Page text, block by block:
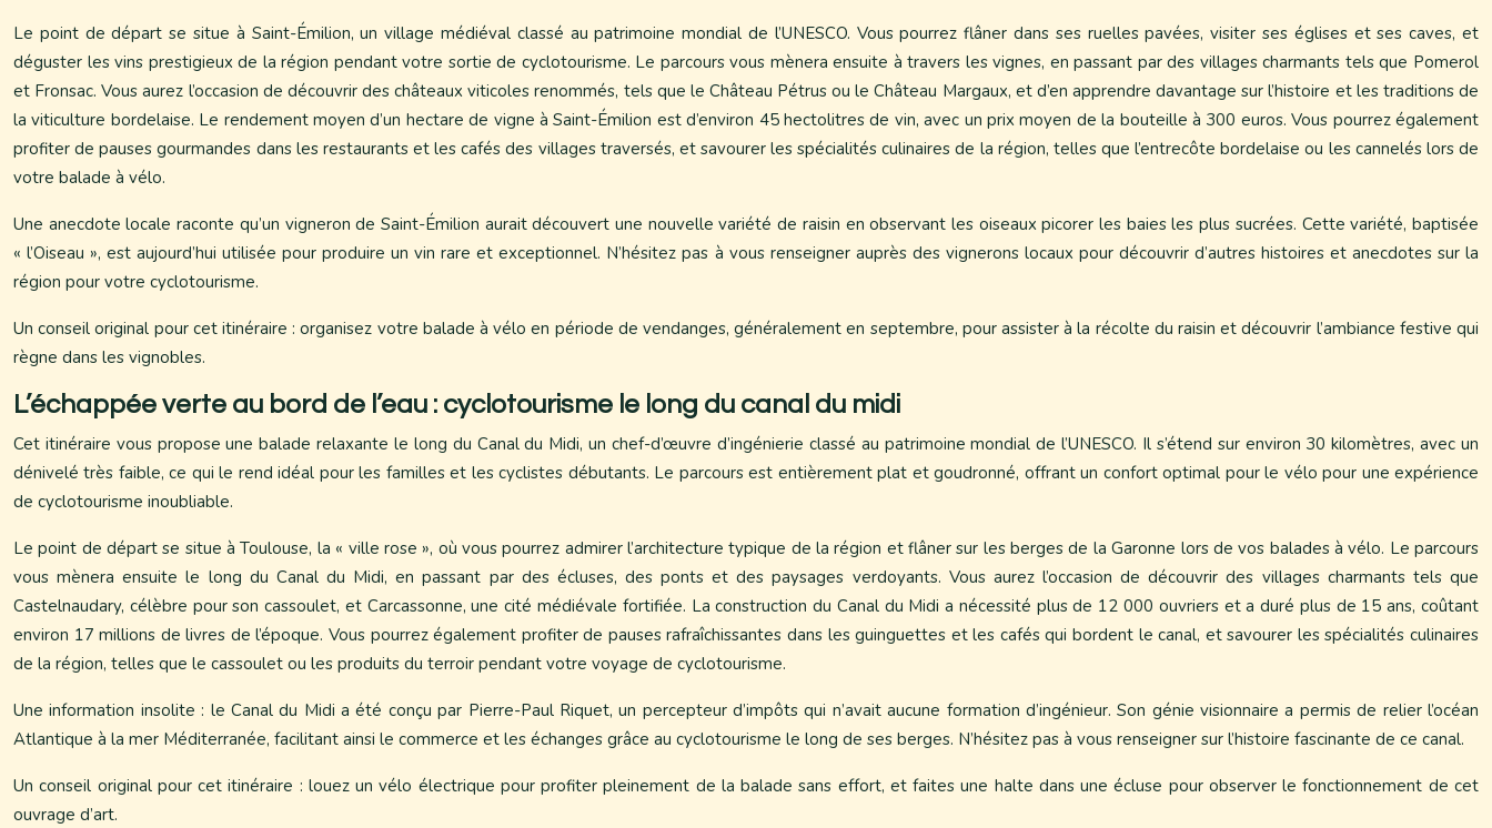
Le point de départ se situe à Saint-Émilion, un village médiéval classé au patrimoine mondial de l’UNESCO. Vous pourrez flâner dans ses ruelles pavées, visiter ses églises et ses caves, et
déguster les vins prestigieux de la région pendant votre sortie de cyclotourisme. Le parcours vous mènera ensuite à travers les vignes, en passant par des villages charmants tels que Pomerol
et Fronsac. Vous aurez l’occasion de découvrir des châteaux viticoles renommés, tels que le Château Pétrus ou le Château Margaux, et d’en apprendre davantage sur l’histoire et les traditions de
la viticulture bordelaise. Le rendement moyen d’un hectare de vigne à Saint-Émilion est d’environ 45 hectolitres de vin, avec un prix moyen de la bouteille à 300 euros. Vous pourrez également
profiter de pauses gourmandes dans les restaurants et les cafés des villages traversés, et savourer les spécialités culinaires de la région, telles que l’entrecôte bordelaise ou les cannelés lors de
votre balade à vélo.
Une anecdote locale raconte qu’un vigneron de Saint-Émilion aurait découvert une nouvelle variété de raisin en observant les oiseaux picorer les baies les plus sucrées. Cette variété, baptisée
« l’Oiseau », est aujourd’hui utilisée pour produire un vin rare et exceptionnel. N’hésitez pas à vous renseigner auprès des vignerons locaux pour découvrir d’autres histoires et anecdotes sur la
région pour votre cyclotourisme.
Un conseil original pour cet itinéraire : organisez votre balade à vélo en période de vendanges, généralement en septembre, pour assister à la récolte du raisin et découvrir l’ambiance festive qui
règne dans les vignobles.
L’échappée verte au bord de l’eau : cyclotourisme le long du canal du midi
Cet itinéraire vous propose une balade relaxante le long du Canal du Midi, un chef-d’œuvre d’ingénierie classé au patrimoine mondial de l’UNESCO. Il s’étend sur environ 30 kilomètres, avec un
dénivelé très faible, ce qui le rend idéal pour les familles et les cyclistes débutants. Le parcours est entièrement plat et goudronné, offrant un confort optimal pour le vélo pour une expérience
de cyclotourisme inoubliable.
Le point de départ se situe à Toulouse, la « ville rose », où vous pourrez admirer l’architecture typique de la région et flâner sur les berges de la Garonne lors de vos balades à vélo. Le parcours
vous mènera ensuite le long du Canal du Midi, en passant par des écluses, des ponts et des paysages verdoyants. Vous aurez l’occasion de découvrir des villages charmants tels que
Castelnaudary, célèbre pour son cassoulet, et Carcassonne, une cité médiévale fortifiée. La construction du Canal du Midi a nécessité plus de 12 000 ouvriers et a duré plus de 15 ans, coûtant
environ 17 millions de livres de l’époque. Vous pourrez également profiter de pauses rafraîchissantes dans les guinguettes et les cafés qui bordent le canal, et savourer les spécialités culinaires
de la région, telles que le cassoulet ou les produits du terroir pendant votre voyage de cyclotourisme.
Une information insolite : le Canal du Midi a été conçu par Pierre-Paul Riquet, un percepteur d’impôts qui n’avait aucune formation d’ingénieur. Son génie visionnaire a permis de relier l’océan
Atlantique à la mer Méditerranée, facilitant ainsi le commerce et les échanges grâce au cyclotourisme le long de ses berges. N’hésitez pas à vous renseigner sur l’histoire fascinante de ce canal.
Un conseil original pour cet itinéraire : louez un vélo électrique pour profiter pleinement de la balade sans effort, et faites une halte dans une écluse pour observer le fonctionnement de cet
ouvrage d’art.